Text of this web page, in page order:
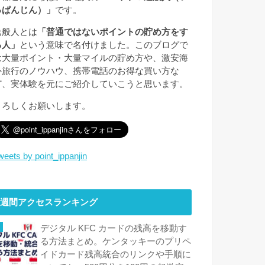
んじん）」 です。
般人とは 「普通ではないポイントの貯め方をす
」
という意味で名付けました。このブログで
大量ポイント・大量マイルの貯め方や、激安海
旅行のノウハウ、携帯電話のお得な買い方な
、実体験を元にご紹介していこうと思います。
しくお願いします。
by point_ippanjin
週間アクセスランキング
デジタル KFC カードの残高を移動す
る方法まとめ。ケンタッキーのプリペ
イドカード残高統合のリンクや手順に